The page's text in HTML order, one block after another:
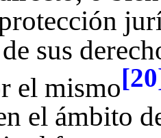
sus
el mismo
el ámbito